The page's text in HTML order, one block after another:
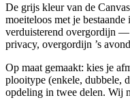
De grijs kleur van de
moeiteloos met je
verduisterend overgordijn
privacy, overgordijn ’s
Op maat gemaakt: kies je
plooitype (enkele, dubbele,
opdeling in twee delen. Wij